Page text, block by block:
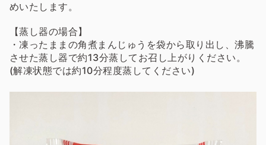
めいたします。
【蒸し器の場合】
・凍ったままの角煮まんじゅうを袋から取り出し、沸騰
させた蒸し器で約13分蒸してお召し上がりください。
(解凍状態では約10分程度蒸してください)